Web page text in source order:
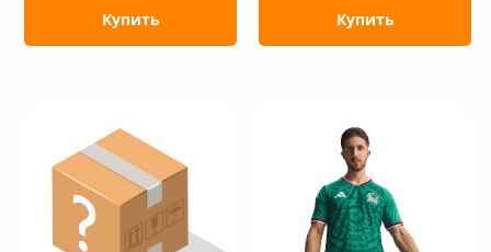
Купить Купить